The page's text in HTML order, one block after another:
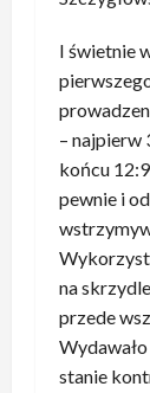
I świetnie
– najpierw
końcu
pewnie i
na
przede
stanie